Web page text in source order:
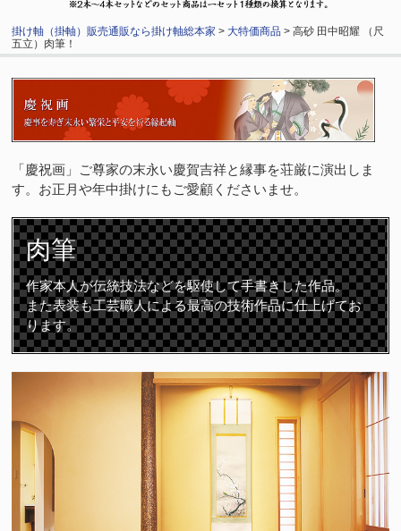
掛け軸（掛軸）販売通販なら掛け軸総本家 > 大特価商品 > 高砂 田中昭耀 （尺
五立）肉筆！
「慶祝画」ご尊家の末永い慶賀吉祥と縁事を荘厳に演出しま
す。お正月や年中掛けにもご愛顧くださいませ。
肉筆
作家本人が伝統技法などを駆使して手書きした作品。
また表装も工芸職人による最高の技術作品に仕上げてお
ります。